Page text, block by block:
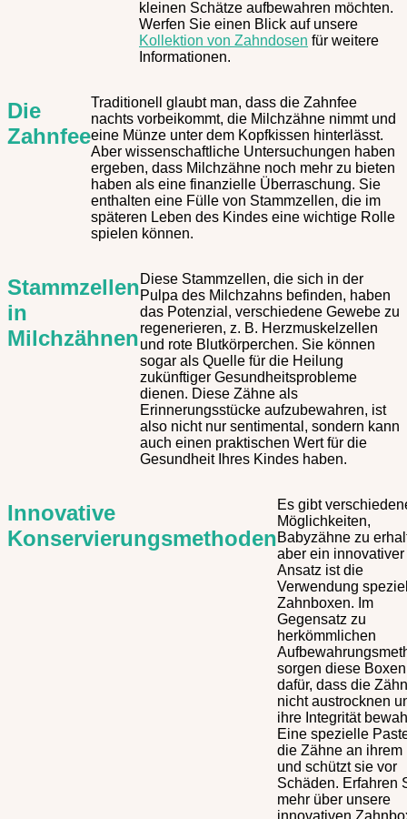
kleinen Schätze aufbewahren möchten.
Werfen Sie einen Blick auf unsere
Kollektion von Zahndosen für weitere
Informationen.
Die
Zahnfee
Traditionell glaubt man, dass die Zahnfee
nachts vorbeikommt, die Milchzähne nimmt und
eine Münze unter dem Kopfkissen hinterlässt.
Aber wissenschaftliche Untersuchungen haben
ergeben, dass Milchzähne noch mehr zu bieten
haben als eine finanzielle Überraschung. Sie
enthalten eine Fülle von Stammzellen, die im
späteren Leben des Kindes eine wichtige Rolle
spielen können.
Stammzellen
in
Milchzähnen
Diese Stammzellen, die sich in der
Pulpa des Milchzahns befinden, haben
das Potenzial, verschiedene Gewebe zu
regenerieren, z. B. Herzmuskelzellen
und rote Blutkörperchen. Sie können
sogar als Quelle für die Heilung
zukünftiger Gesundheitsprobleme
dienen. Diese Zähne als
Erinnerungsstücke aufzubewahren, ist
also nicht nur sentimental, sondern kann
auch einen praktischen Wert für die
Gesundheit Ihres Kindes haben.
Innovative
Konservierungsmethoden
Es gibt
Möglichkeiten,
Babyzähne zu
aber ein innovativer
Ansatz ist die
Verwendung
Zahnboxen. Im
Gegensatz zu
herkömmlichen
sorgen diese Boxen
dafür, dass die
nicht austrocknen
ihre Integrität
Eine spezielle
die Zähne an ihrem
und schützt sie vor
Schäden. Erfahren
mehr über unsere
innovativen